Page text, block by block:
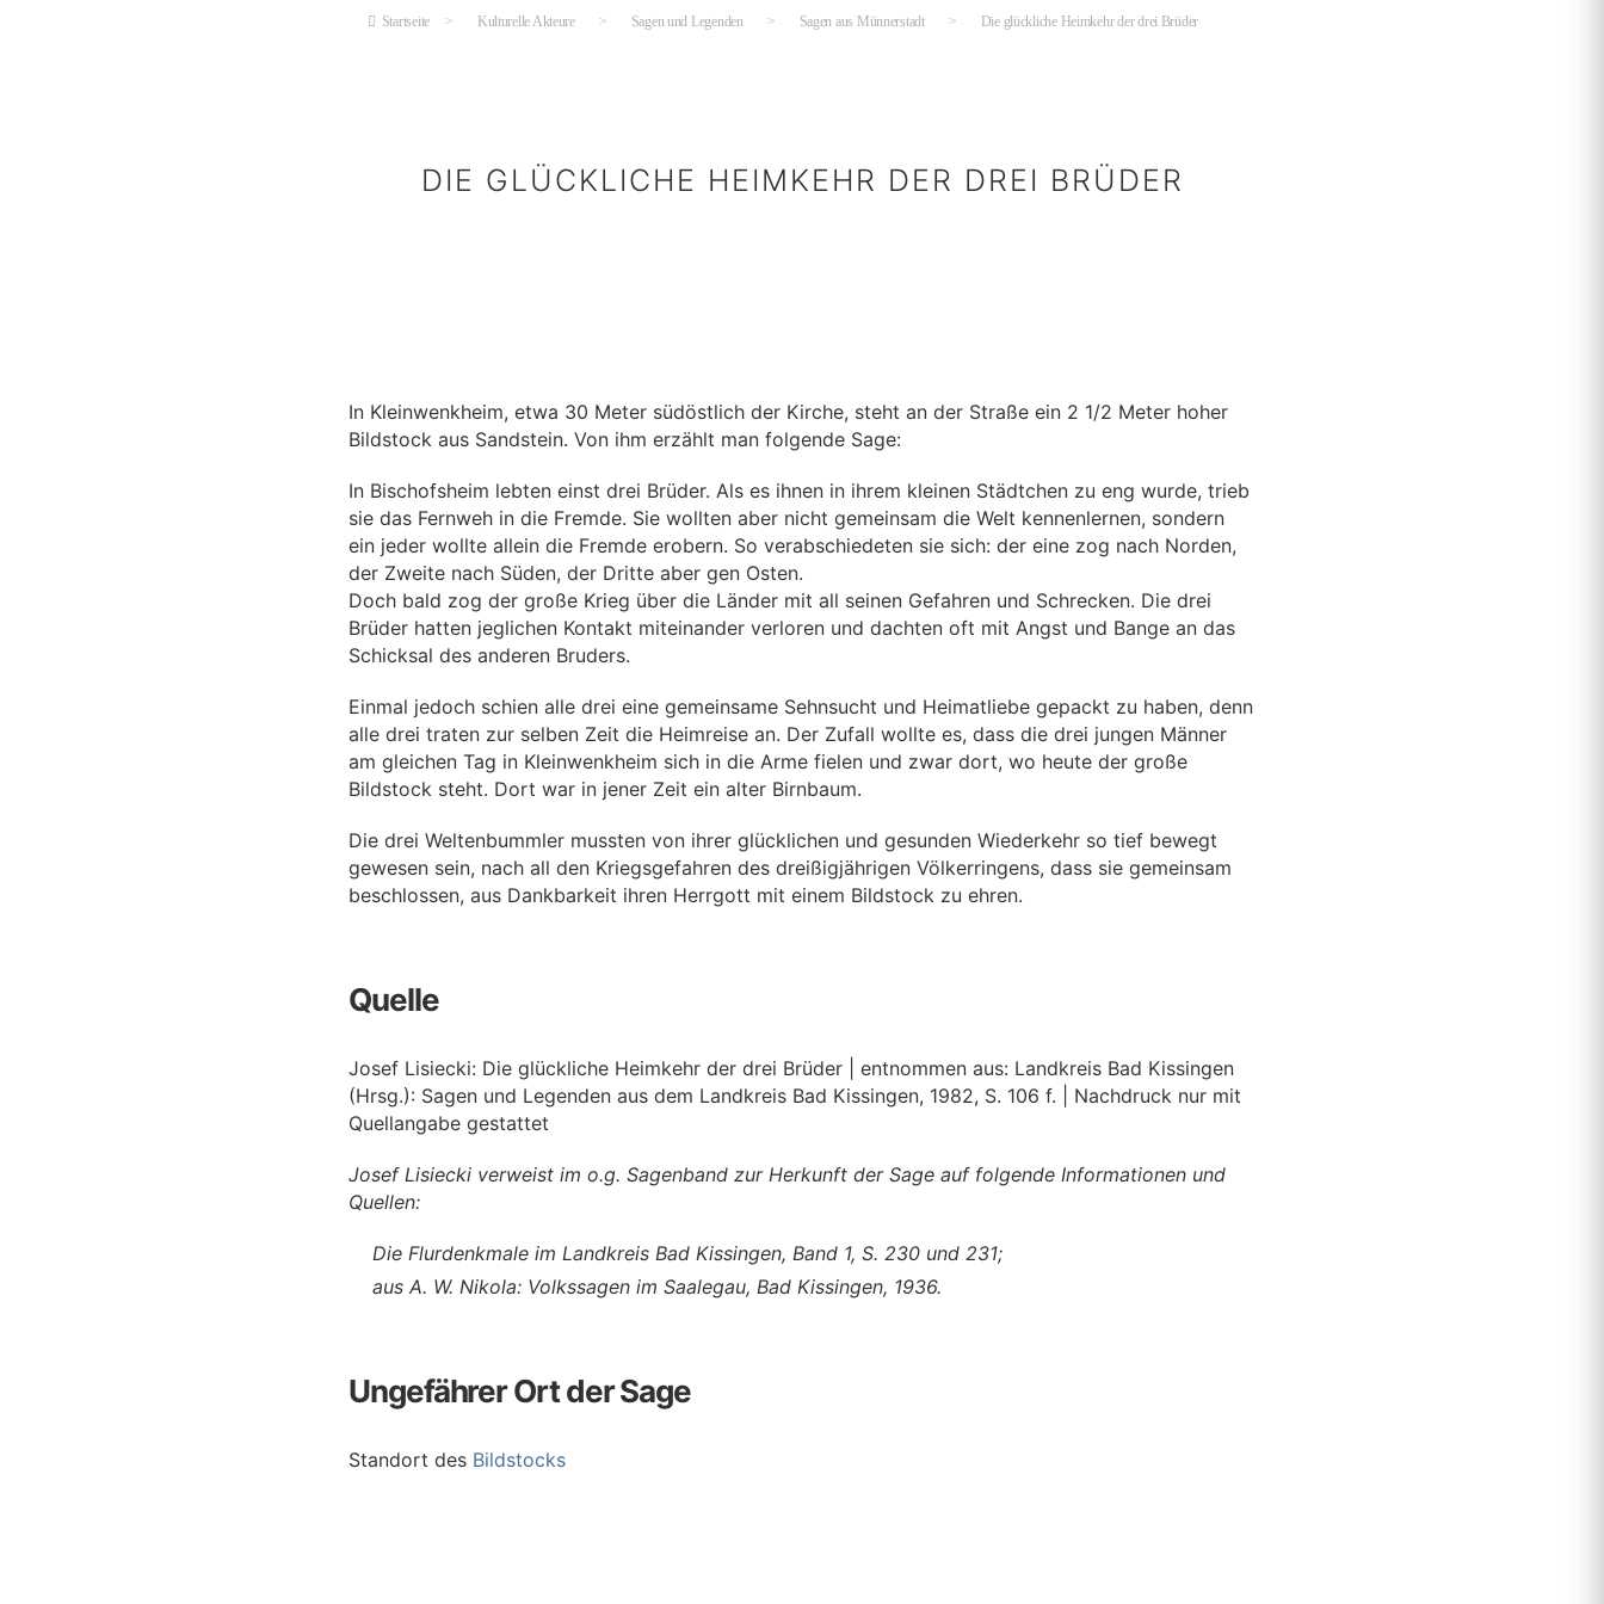
Startseite > Kulturelle Akteure > Sagen und Legenden > Sagen aus Münnerstadt > Die glückliche Heimkehr der drei Brüder
DIE GLÜCKLICHE HEIMKEHR DER DREI BRÜDER
In Kleinwenkheim, etwa 30 Meter südöstlich der Kirche, steht an der Straße ein 2 1/2 Meter hoher
Bildstock aus Sandstein. Von ihm erzählt man folgende Sage:
In Bischofsheim lebten einst drei Brüder. Als es ihnen in ihrem kleinen Städtchen zu eng wurde, trieb
sie das Fernweh in die Fremde. Sie wollten aber nicht gemeinsam die Welt kennenlernen, sondern
ein jeder wollte allein die Fremde erobern. So verabschiedeten sie sich: der eine zog nach Norden,
der Zweite nach Süden, der Dritte aber gen Osten.
Doch bald zog der große Krieg über die Länder mit all seinen Gefahren und Schrecken. Die drei
Brüder hatten jeglichen Kontakt miteinander verloren und dachten oft mit Angst und Bange an das
Schicksal des anderen Bruders.
Einmal jedoch schien alle drei eine gemeinsame Sehnsucht und Heimatliebe gepackt zu haben, denn
alle drei traten zur selben Zeit die Heimreise an. Der Zufall wollte es, dass die drei jungen Männer
am gleichen Tag in Kleinwenkheim sich in die Arme fielen und zwar dort, wo heute der große
Bildstock steht. Dort war in jener Zeit ein alter Birnbaum.
Die drei Weltenbummler mussten von ihrer glücklichen und gesunden Wiederkehr so tief bewegt
gewesen sein, nach all den Kriegsgefahren des dreißigjährigen Völkerringens, dass sie gemeinsam
beschlossen, aus Dankbarkeit ihren Herrgott mit einem Bildstock zu ehren.
Quelle
Josef Lisiecki: Die glückliche Heimkehr der drei Brüder | entnommen aus: Landkreis Bad Kissingen
(Hrsg.): Sagen und Legenden aus dem Landkreis Bad Kissingen, 1982, S. 106 f. | Nachdruck nur mit
Quellangabe gestattet
Josef Lisiecki verweist im o.g. Sagenband zur Herkunft der Sage auf folgende Informationen und
Quellen:
Die Flurdenkmale im Landkreis Bad Kissingen, Band 1, S. 230 und 231;
aus A. W. Nikola: Volkssagen im Saalegau, Bad Kissingen, 1936.
Ungefährer Ort der Sage
Standort des Bildstocks